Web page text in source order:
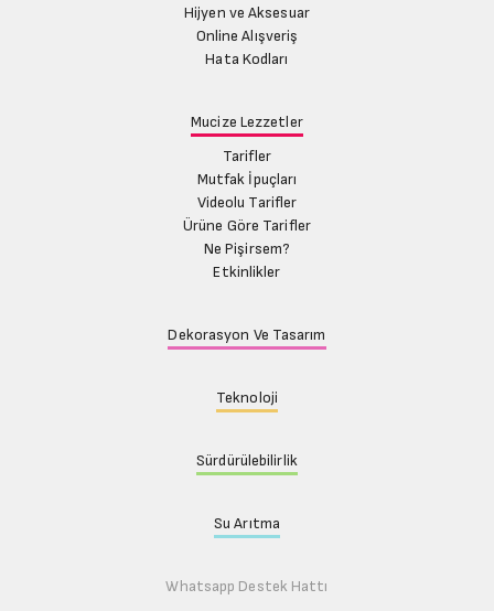
Hijyen ve Aksesuar
Online Alışveriş
Hata Kodları
Mucize Lezzetler
Tarifler
Mutfak İpuçları
Videolu Tarifler
Ürüne Göre Tarifler
Ne Pişirsem?
Etkinlikler
Dekorasyon Ve Tasarım
Teknoloji
Sürdürülebilirlik
Su Arıtma
Whatsapp Destek Hattı